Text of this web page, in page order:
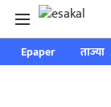
Epaper ताज्या